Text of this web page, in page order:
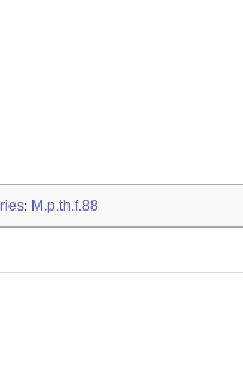
: M.p.th.f.88